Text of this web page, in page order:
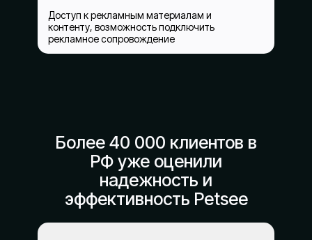
Доступ к рекламным материалам и
контенту, возможность подключить
рекламное сопровождение
Более 40 000 клиентов в
РФ уже оценили
надежность и
эффективность Petsee